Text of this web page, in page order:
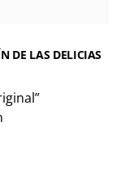
DE LAS DELICIAS